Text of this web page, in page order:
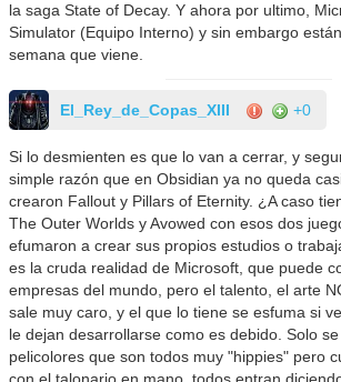
la saga State of Decay. Y ahora por ultimo,
Simulator (Equipo Interno) y sin embargo
semana que viene.
El_Rey_de_Copas_XIII +0
Si lo desmienten es que lo van a cerrar, y
simple razón que en Obsidian ya no queda
crearon Fallout y Pillars of Eternity. ¿A caso
The Outer Worlds y Avowed con esos dos
efumaron a crear sus propios estudios o
es la cruda realidad de Microsoft, que puede
empresas del mundo, pero el talento, el arte
sale muy caro, y el que lo tiene se esfuma si
le dejan desarrollarse como es debido. Solo
pelicolores que son todos muy "hippies" pero